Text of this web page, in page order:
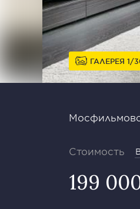
ГАЛЕРЕЯ 1
Стоимость
199